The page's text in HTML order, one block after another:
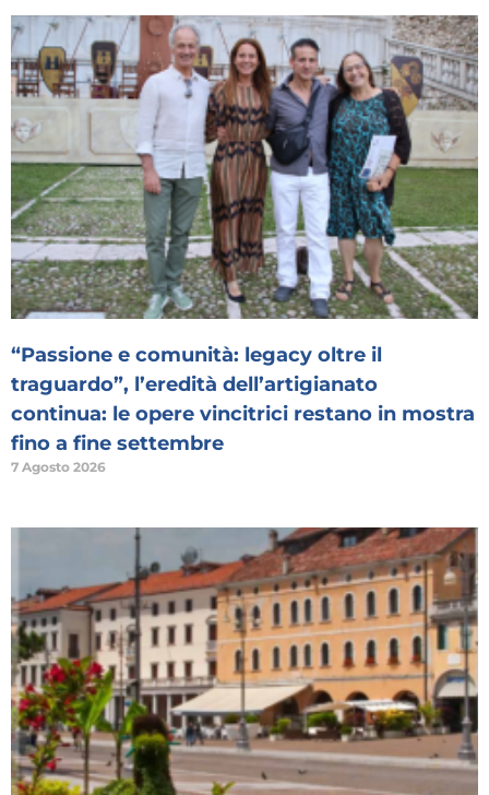
“Passione e comunità: legacy oltre il
traguardo”, l’eredità dell’artigianato
continua: le opere vincitrici restano in mostra
fino a fine settembre
7 Agosto 2026